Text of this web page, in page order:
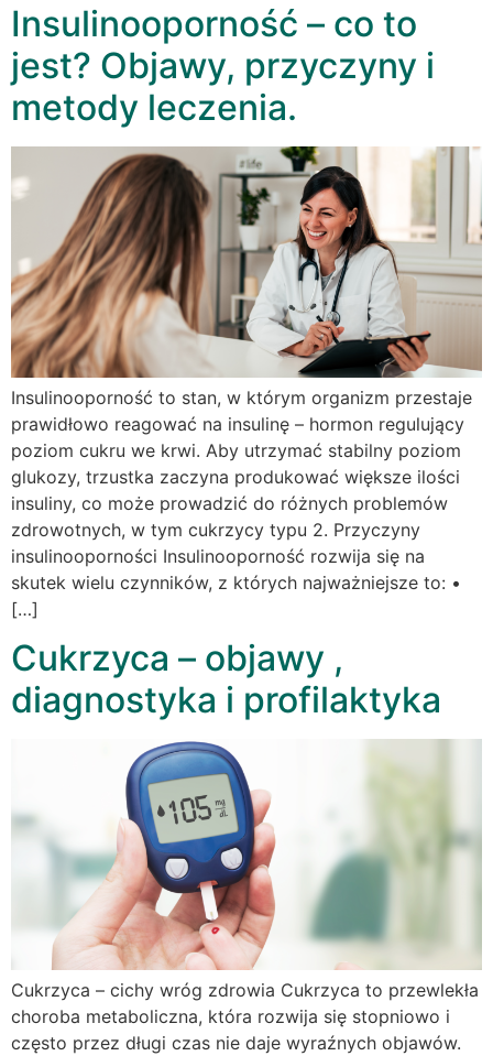
Insulinooporność – co to
jest? Objawy, przyczyny i
metody leczenia.
Insulinooporność to stan, w którym organizm przestaje
prawidłowo reagować na insulinę – hormon regulujący
poziom cukru we krwi. Aby utrzymać stabilny poziom
glukozy, trzustka zaczyna produkować większe ilości
insuliny, co może prowadzić do różnych problemów
zdrowotnych, w tym cukrzycy typu 2. Przyczyny
insulinooporności Insulinooporność rozwija się na
skutek wielu czynników, z których najważniejsze to: •
[…]
Cukrzyca – objawy ,
diagnostyka i profilaktyka
Cukrzyca – cichy wróg zdrowia Cukrzyca to przewlekła
choroba metaboliczna, która rozwija się stopniowo i
często przez długi czas nie daje wyraźnych objawów.